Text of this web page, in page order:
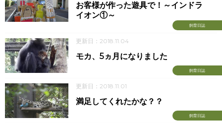
飼育日誌
お客様が作った遊具で！～インドラ
イオン①～
更新日：2018.11.04
飼育日誌
モカ、5ヵ月になりました
更新日：2018.11.01
飼育日誌
満足してくれたかな？？